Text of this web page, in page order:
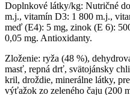
Doplnkové látky/kg: Nutričné
m.j., vitamín D3: 1 800 m.j.,
meď (E4): 5 mg, zinok (E 6):
0,05 mg. Antioxidanty.
Zloženie: ryža (48 %),
masť, repná drť, svätojánsky
kril, droždie, minerálne látky,
výťažok zo zeleného čaju (200